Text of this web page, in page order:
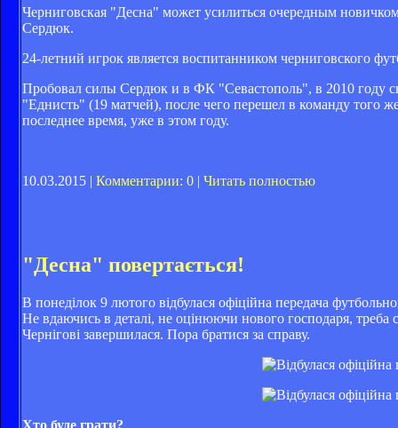
Черниговская "Десна" может усилиться очередным
Сердюк.
24-летний игрок является воспитанником черниговского
Пробовал силы Сердюк и в ФК "Севастополь", в 2010 году
"Еднисть" (19 матчей), после чего перешел в команду
последнее время, уже в этом году.
10.03.2015 | Комментарии: 0 | Читать полностью
"Десна" повертається!
В понеділок 9 лютого відбулася офіційна передача
Не вдаючись в деталі, не оцінюючи нового господаря,
Чернігові завершилася. Пора братися за справу.
Хто буде грати?